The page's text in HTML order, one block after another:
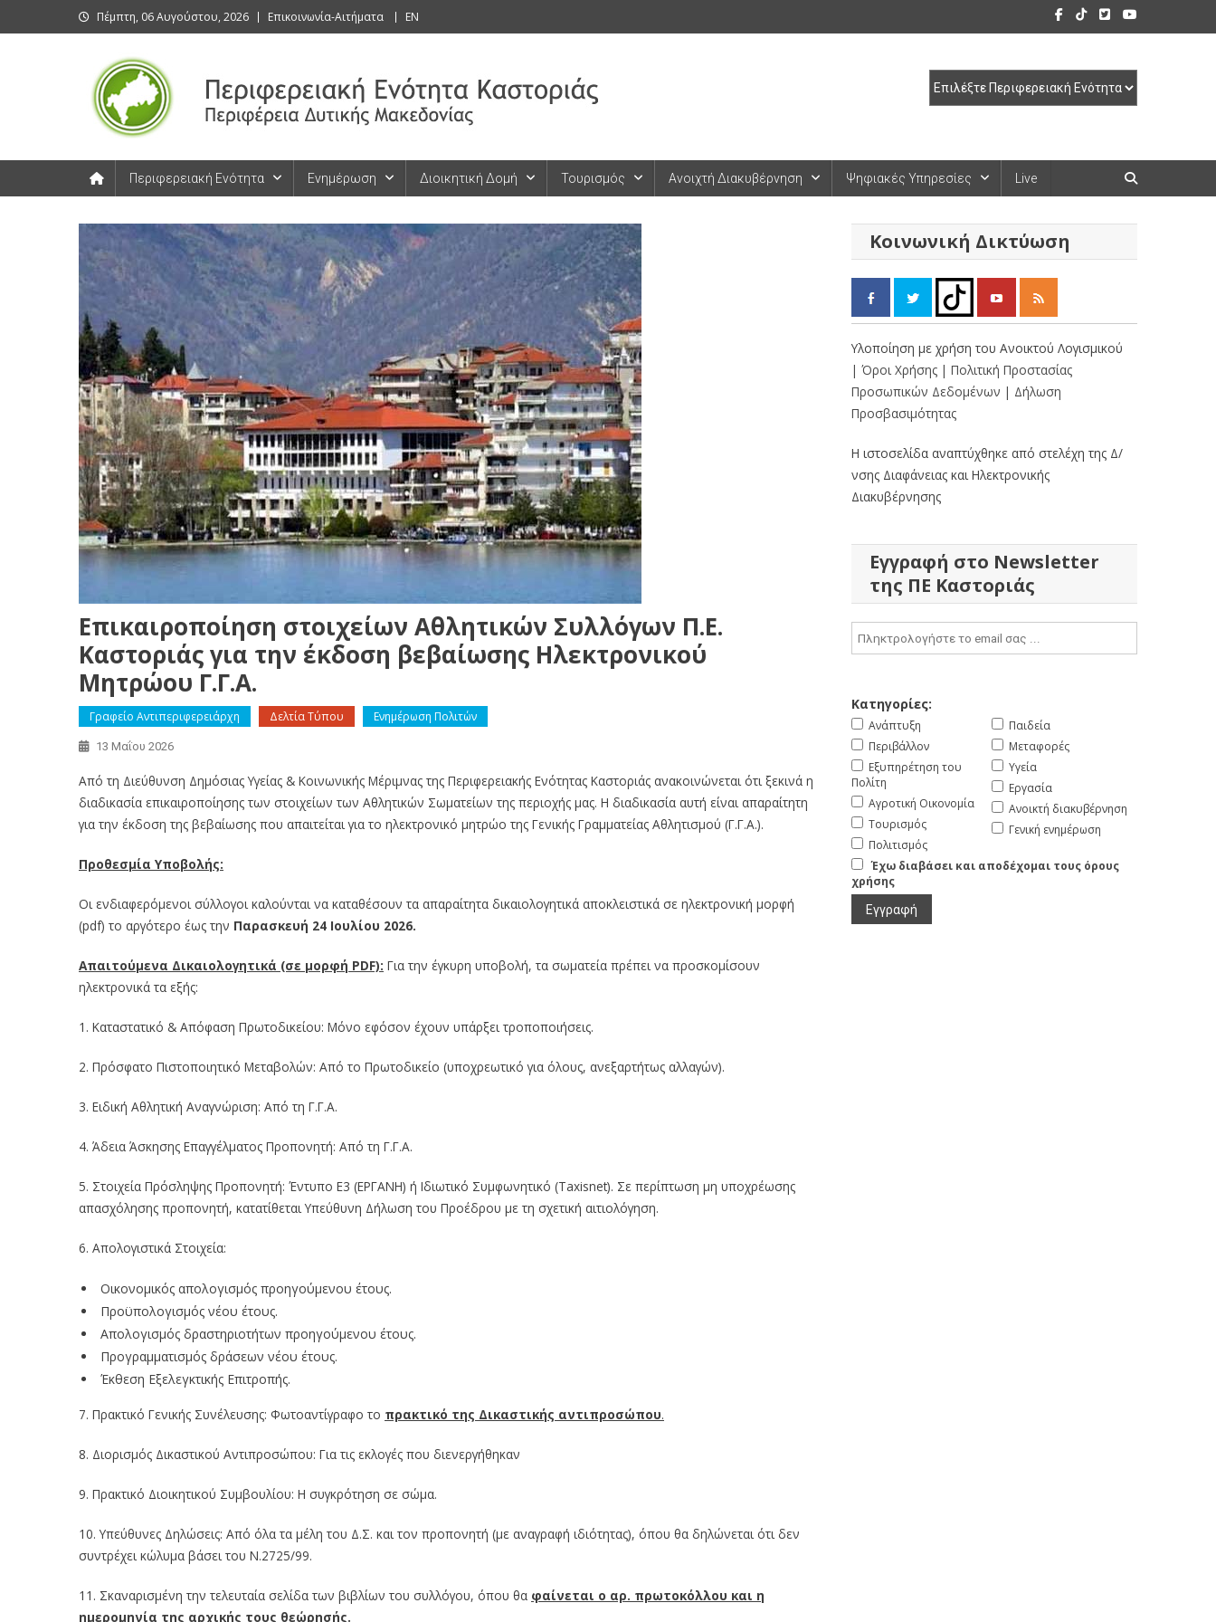
to
Πέμπτη, 06 Αυγούστου, 2026 Επικοινωνία-Αιτήματα EN
Περιφερειακή Ενότητα Ενημέρωση Διοικητική Δομή Τουρισμός Ανοιχτή Διακυβέρνηση Ψηφιακές Υπηρεσίες Live
Eπικαιροποίηση στοιχείων Αθλητικών Συλλόγων Π.Ε.
Καστοριάς για την έκδοση βεβαίωσης Ηλεκτρονικού
Μητρώου Γ.Γ.Α.
Γραφείο Αντιπεριφερειάρχη Δελτία Τύπου Ενημέρωση Πολιτών
13 Μαΐου 2026
Από τη Διεύθυνση Δημόσιας Υγείας & Κοινωνικής Μέριμνας της Περιφερειακής Ενότητας Καστοριάς ανακοινώνεται ότι ξεκινά η
διαδικασία επικαιροποίησης των στοιχείων των Αθλητικών Σωματείων της περιοχής μας. Η διαδικασία αυτή είναι απαραίτητη
για την έκδοση της βεβαίωσης που απαιτείται για το ηλεκτρονικό μητρώο της Γενικής Γραμματείας Αθλητισμού (Γ.Γ.Α.).
Προθεσμία Υποβολής:
Οι ενδιαφερόμενοι σύλλογοι καλούνται να καταθέσουν τα απαραίτητα δικαιολογητικά αποκλειστικά σε ηλεκτρονική μορφή
(pdf) το αργότερο έως την Παρασκευή 24 Ιουλίου 2026.
Απαιτούμενα Δικαιολογητικά (σε μορφή PDF): Για την έγκυρη υποβολή, τα σωματεία πρέπει να προσκομίσουν
ηλεκτρονικά τα εξής:
1. Καταστατικό & Απόφαση Πρωτοδικείου: Μόνο εφόσον έχουν υπάρξει τροποποιήσεις.
2. Πρόσφατο Πιστοποιητικό Μεταβολών: Από το Πρωτοδικείο (υποχρεωτικό για όλους, ανεξαρτήτως αλλαγών).
3. Ειδική Αθλητική Αναγνώριση: Από τη Γ.Γ.Α.
4. Άδεια Άσκησης Επαγγέλματος Προπονητή: Από τη Γ.Γ.Α.
5. Στοιχεία Πρόσληψης Προπονητή: Έντυπο Ε3 (ΕΡΓΑΝΗ) ή Ιδιωτικό Συμφωνητικό (Taxisnet). Σε περίπτωση μη υποχρέωσης
απασχόλησης προπονητή, κατατίθεται Υπεύθυνη Δήλωση του Προέδρου με τη σχετική αιτιολόγηση.
6. Απολογιστικά Στοιχεία:
Οικονομικός απολογισμός προηγούμενου έτους.
Προϋπολογισμός νέου έτους.
Απολογισμός δραστηριοτήτων προηγούμενου έτους.
Προγραμματισμός δράσεων νέου έτους.
Έκθεση Εξελεγκτικής Επιτροπής.
7. Πρακτικό Γενικής Συνέλευσης: Φωτοαντίγραφο το πρακτικό της Δικαστικής αντιπροσώπου.
8. Διορισμός Δικαστικού Αντιπροσώπου: Για τις εκλογές που διενεργήθηκαν
9. Πρακτικό Διοικητικού Συμβουλίου: Η συγκρότηση σε σώμα.
10. Υπεύθυνες Δηλώσεις: Από όλα τα μέλη του Δ.Σ. και τον προπονητή (με αναγραφή ιδιότητας), όπου θα δηλώνεται ότι δεν
συντρέχει κώλυμα βάσει του Ν.2725/99.
11. Σκαναρισμένη την τελευταία σελίδα των βιβλίων του συλλόγου, όπου θα φαίνεται ο αρ. πρωτοκόλλου και η
ημερομηνία της αρχικής τους θεώρησής.
Κοινωνική Δικτύωση
Υλοποίηση με χρήση του Ανοικτού Λογισμικού
| Όροι Χρήσης | Πολιτική Προστασίας
Προσωπικών Δεδομένων | Δήλωση
Προσβασιμότητας
Η ιστοσελίδα αναπτύχθηκε από στελέχη της Δ/
νσης Διαφάνειας και Ηλεκτρονικής
Διακυβέρνησης
Εγγραφή στο Newsletter
της ΠΕ Καστοριάς
Κατηγορίες:
Ανάπτυξη
Περιβάλλον
Εξυπηρέτηση του
Πολίτη
Αγροτική Οικονομία
Τουρισμός
Πολιτισμός
Παιδεία
Μεταφορές
Υγεία
Εργασία
Ανοικτή διακυβέρνηση
Γενική ενημέρωση
Έχω διαβάσει και αποδέχομαι τους όρους
χρήσης